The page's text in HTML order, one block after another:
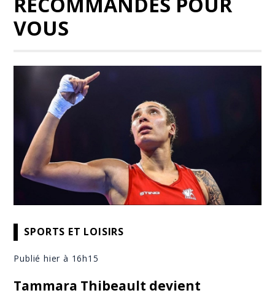
VOUS
SPORTS ET LOISIRS
Publié hier à 16h15
Tammara Thibeault devient